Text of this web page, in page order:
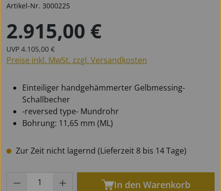
Artikel-Nr. 3000225
Regulärer Preis:
2.915,00 €
UVP Regulärer Preis:
4.105,00 €
Preise inkl. MwSt. zzgl. Versandkosten
Einteiliger handgehämmerter Gelbmessing-
Schallbecher
-reversed type- Mundrohr
Bohrung: 11,65 mm (ML)
Zur Zeit nicht lagernd (Lieferzeit 8 bis 14 Tage)
Produkt Anzahl: Gib den gewünschten
In den Warenkorb